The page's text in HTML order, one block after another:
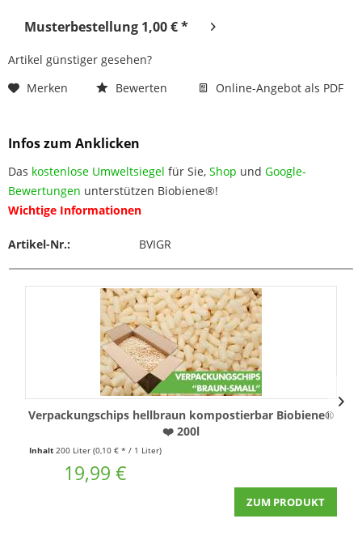
Musterbestellung 1,00 € *
Artikel günstiger gesehen?
Merken
Bewerten Online-Angebot als PDF
Infos zum Anklicken
Das kostenlose Umweltsiegel für Sie, Shop und Google-
Bewertungen unterstützen Biobiene®!
Wichtige Informationen
Artikel-Nr.: BVIGR
Verpackungschips hellbraun kompostierbar Biobiene®
❤️ 200l
Inhalt 200 Liter (0,10 € * / 1 Liter)
19,99 €
ZUM PRODUKT